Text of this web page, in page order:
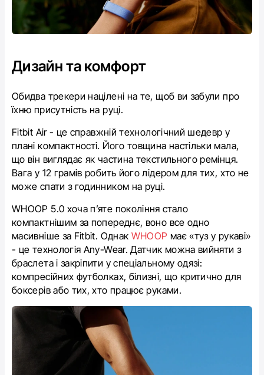
Дизайн та комфорт
Обидва трекери націлені на те, щоб ви забули про
їхню присутність на руці.
Fitbit Air - це справжній технологічний шедевр у
плані компактності. Його товщина настільки мала,
що він виглядає як частина текстильного ремінця.
Вага у 12 грамів робить його лідером для тих, хто не
може спати з годинником на руці.
WHOOP 5.0 хоча п’яте покоління стало
компактнішим за попереднє, воно все одно
масивніше за Fitbit. Однак WHOOP має «туз у рукаві»
- це технологія Any-Wear. Датчик можна вийняти з
браслета і закріпити у спеціальному одязі:
компресійних футболках, білизні, що критично для
боксерів або тих, хто працює руками.